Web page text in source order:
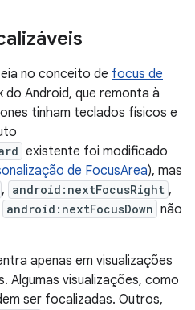
no conceito de focus de
Android, que remonta à
tinham teclados físicos e
existente foi modificado
de FocusArea), mas
, android:nextFocusRight ,
android:nextFocusDown não
apenas em visualizações
Algumas visualizações, como
ser focalizadas. Outros,